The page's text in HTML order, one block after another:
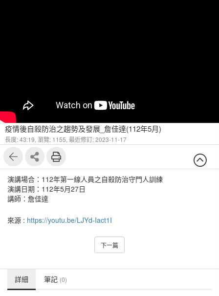
疫情後自殺防治之趨勢及發展_詹佳達(112年5月)
長度: 43:19, 瀏覽: 1155, 最近修訂: 2023-11-17
演講場合：112年第一線人員之自殺防治守門人訓練
演講日期：112年5月27日
講師：詹佳達
來源 : https://youtu.be/LJYd-Iact1I
下一篇
詳細 筆記 (0)